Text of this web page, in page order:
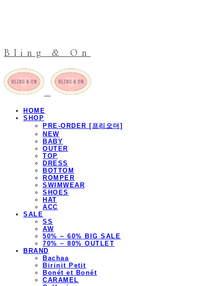
Bling & On
HOME
SHOP
PRE-ORDER [프리오더]
NEW
BABY
OUTER
TOP
DRESS
BOTTOM
ROMPER
SWIMWEAR
SHOES
HAT
ACC
SALE
SS
AW
50% ~ 60% BIG SALE
70% ~ 80% OUTLET
BRAND
Bachaa
Birinit Petit
Bonét et Bonét
CARAMEL